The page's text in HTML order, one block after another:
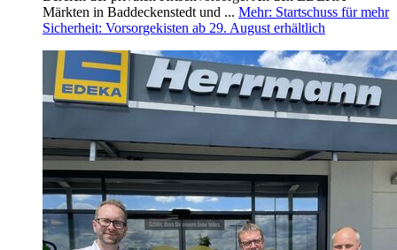
Märkten in Baddeckenstedt und ... Mehr: Startschuss für mehr
Sicherheit: Vorsorgekisten ab 29. August erhältlich